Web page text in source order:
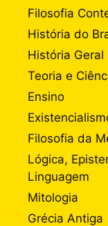
Filosofia
História do
História Geral
Teoria e
Ensino
Filosofia da
Lógica,
Linguagem
Mitologia
Grécia Antiga